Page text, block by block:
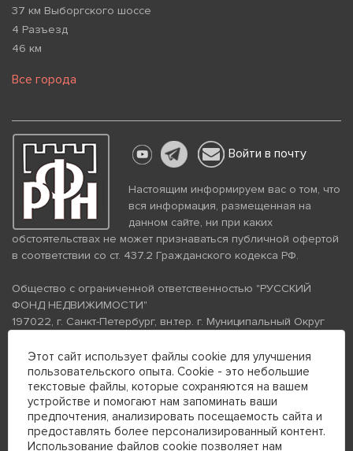
37 км Выборгского шоссе
4 Разъезд
46 км
Все города
Войти в почту
Настоящим информируем вас о том, что
вся информация, размещенная на
данном сайте, ни при каких
обстоятельствах не может признаваться публичной офертой
в соответствии со ст. 437.2 Гражданского кодекса РФ.
Общество с ограниченной ответственностью "РУССКИЙ
ФОНД НЕДВИЖИМОСТИ"
197022, г. Санкт-Петербург, вн.тер. г. Муниципальный Округ
помещение 26Н, комната 103
ИНН 7813672570 КПП 781301001 ОГРН 1237800058870
Политика конфиденциальности
Политика обработки
персональных данных
Телефон для связи:
+7 (812) 200-99-98
Этот сайт использует файлы cookie для улучшения
пользовательского опыта. Cookie - это небольшие
текстовые файлы, которые сохраняются на вашем
устройстве и помогают нам запоминать ваши
предпочтения, анализировать посещаемость сайта и
предоставлять более персонализированный контент.
Использование файлов cookie позволяет нам